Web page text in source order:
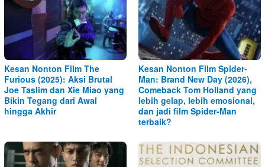
Kesan Nonton Film The
Furious (2025): Aksi Brutal
Joe Taslim dan Xie Miao yang
Bikin Tegang dari Awal
hingga Akhir
Kesan Nonton Film Spider-
Man: Brand New Day (2026),
Comeback Tom Holland yang
lebih gelap, lebih emosional,
dan jadi film Spider-Man
terbaik?